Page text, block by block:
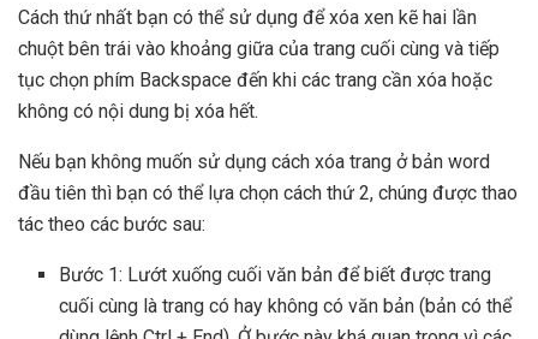
Cách thứ nhất bạn có thể sử dụng để xóa xen kẽ hai lần
chuột bên trái vào khoảng giữa của trang cuối cùng và tiếp
tục chọn phím Backspace đến khi các trang cần xóa hoặc
không có nội dung bị xóa hết.
Nếu bạn không muốn sử dụng cách xóa trang ở bản word
đầu tiên thì bạn có thể lựa chọn cách thứ 2, chúng được thao
tác theo các bước sau:
Bước 1: Lướt xuống cuối văn bản để biết được trang
cuối cùng là trang có hay không có văn bản (bản có thể